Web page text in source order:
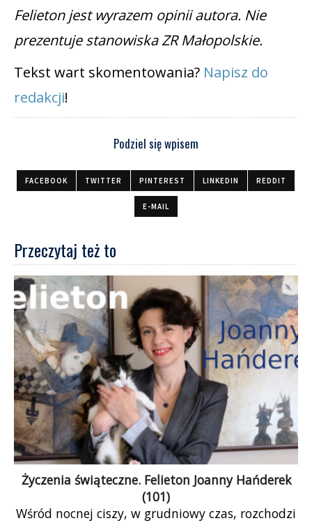
Felieton jest wyrazem opinii autora. Nie
prezentuje stanowiska ZR Małopolskie.
Tekst wart skomentowania? Napisz do
redakcji!
Podziel się wpisem
FACEBOOK TWITTER PINTEREST LINKEDIN REDDIT
E-MAIL
Przeczytaj też to
Życzenia świąteczne. Felieton Joanny Hańderek
(101)
Wśród nocnej ciszy, w grudniowy czas, rozchodzi